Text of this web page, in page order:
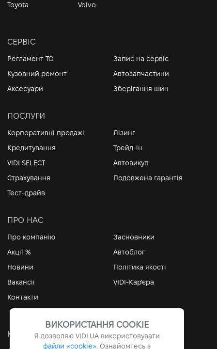
Toyota
Volvo
СЕРВІС
Регламент ТО
Запис на сервіс
Кузовний ремонт
Автозапчастини
Аксесуари
Зберігання шин
ПОСЛУГИ
Корпоративні продажі
Лізинг
Кредитування
Трейд-ін
VIDI SELECT
Автовикуп
Страхування
Подовжена гарантія
Тест-драйв
ПРО НАС
Про компанію
Засновники
Акції %
Автоблог
Новини
Політика якості
Вакансії
VIDI-Кар'єра
Контакти
КОРИСНІ ПОСИЛАННЯ
ВИКОРИСТАННЯ COOKIE
Я дозволяю VIDI.UAвикористовувати
файли «cookie». Ознайомтесь з